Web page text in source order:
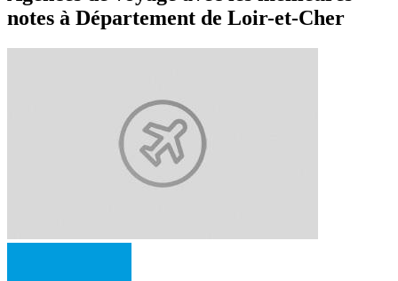
notes à Département de Loir-et-Cher